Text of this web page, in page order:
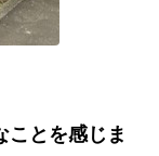
ことを感じま